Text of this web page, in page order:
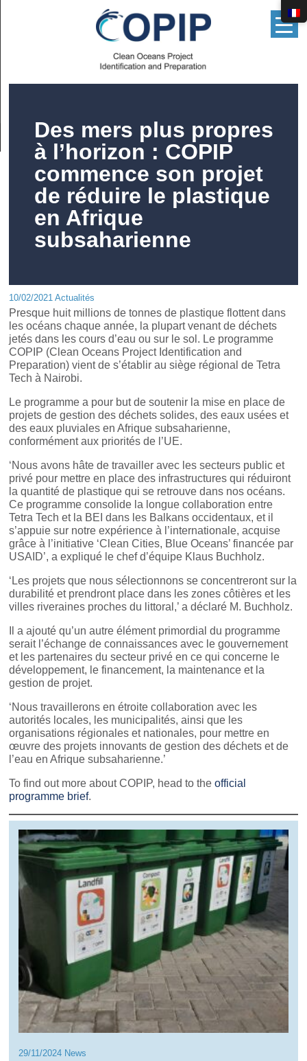
Des mers plus propres
à l’horizon : COPIP
commence son projet
de réduire le plastique
en Afrique
subsaharienne
10/02/2021 Actualités
Presque huit millions de tonnes de plastique flottent dans
les océans chaque année, la plupart venant de déchets
jetés dans les cours d’eau ou sur le sol. Le programme
COPIP (Clean Oceans Project Identification and
Preparation) vient de s’établir au siège régional de Tetra
Tech à Nairobi.
Le programme a pour but de soutenir la mise en place de
projets de gestion des déchets solides, des eaux usées et
des eaux pluviales en Afrique subsaharienne,
conformément aux priorités de l’UE.
‘Nous avons hâte de travailler avec les secteurs public et
privé pour mettre en place des infrastructures qui réduiront
la quantité de plastique qui se retrouve dans nos océans.
Ce programme consolide la longue collaboration entre
Tetra Tech et la BEI dans les Balkans occidentaux, et il
s’appuie sur notre expérience à l’internationale, acquise
grâce à l’initiative ‘Clean Cities, Blue Oceans’ financée par
USAID’, a expliqué le chef d’équipe Klaus Buchholz.
‘Les projets que nous sélectionnons se concentreront sur la
durabilité et prendront place dans les zones côtières et les
villes riveraines proches du littoral,’ a déclaré M. Buchholz.
Il a ajouté qu’un autre élément primordial du programme
serait l’échange de connaissances avec le gouvernement
et les partenaires du secteur privé en ce qui concerne le
développement, le financement, la maintenance et la
gestion de projet.
‘Nous travaillerons en étroite collaboration avec les
autorités locales, les municipalités, ainsi que les
organisations régionales et nationales, pour mettre en
œuvre des projets innovants de gestion des déchets et de
l’eau en Afrique subsaharienne.’
To find out more about COPIP, head to theofficial
programme brief.
29/11/2024 News